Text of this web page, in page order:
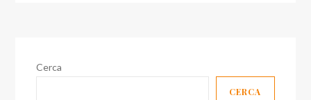
Cerca
CERCA